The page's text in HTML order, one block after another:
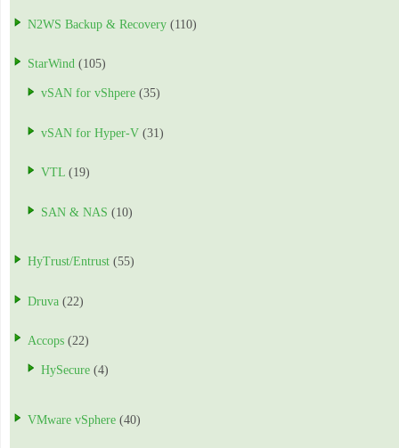
N2WS Backup & Recovery (110)
StarWind (105)
vSAN for vShpere (35)
vSAN for Hyper-V (31)
VTL (19)
SAN & NAS (10)
HyTrust/Entrust (55)
Druva (22)
Accops (22)
HySecure (4)
VMware vSphere (40)